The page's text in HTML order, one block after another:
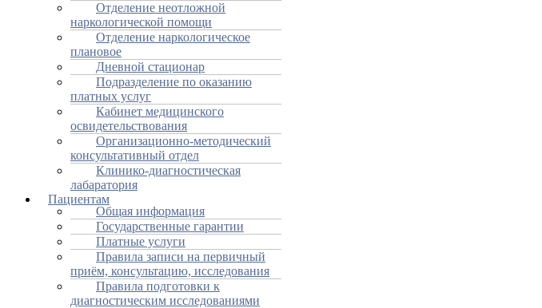
Отделение неотложной
наркологической помощи
Отделение наркологическое
плановое
Дневной стационар
Подразделение по оказанию
платных услуг
Кабинет медицинского
освидетельствования
Организационно-методический
консультативный отдел
Клинико-диагностическая
лабаратория
Пациентам
Общая информация
Государственные гарантии
Платные услуги
Правила записи на первичный
приём, консультацию, исследования
Правила подготовки к
диагностическим исследованиями